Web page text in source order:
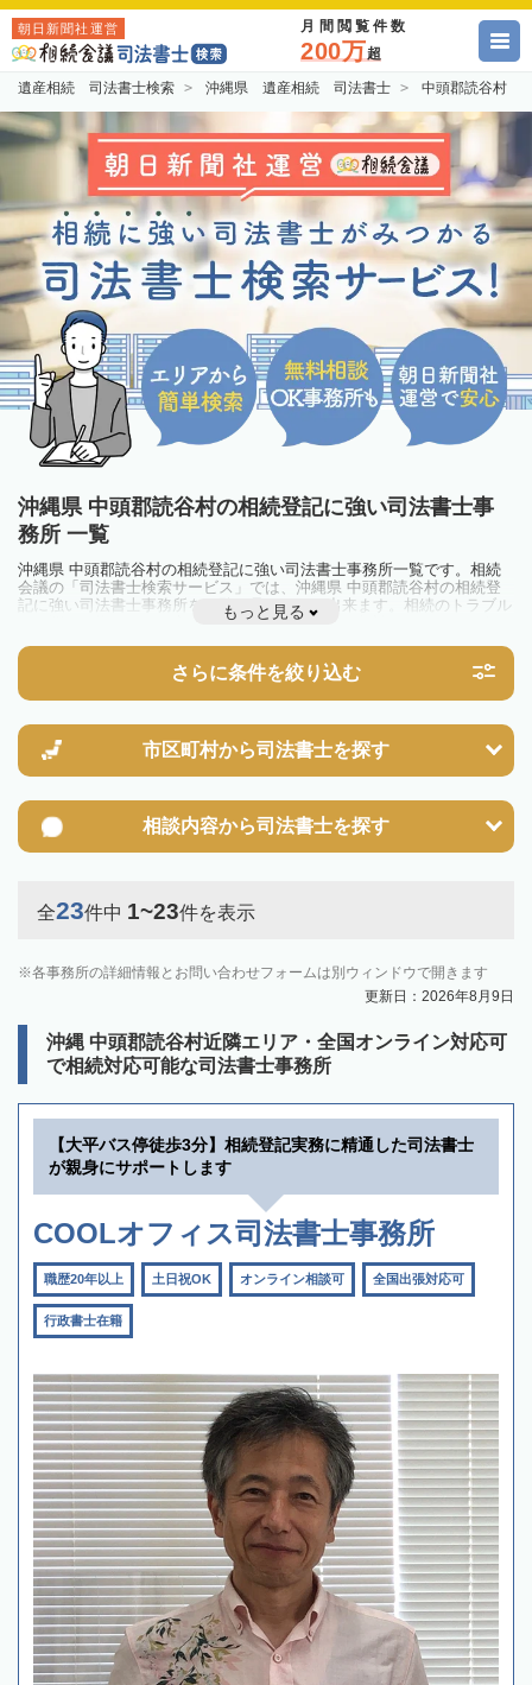
朝日新聞社運営 月間閲覧件数
200万超
遺産相続 司法書士検索 沖縄県 遺産相続 司法書士 中頭郡読谷村
沖縄県 中頭郡読谷村の相続登記に強い司法書士事
務所 一覧
沖縄県 中頭郡読谷村の相続登記に強い司法書士事務所一覧です。相続
会議の「司法書士検索サービス」では、沖縄県 中頭郡読谷村の相続登
記に強い司法書士事務所を一覧で見ることが出来ます。相続のトラブル
やお悩みを抱えている方は一度近隣の司法書士に相談してみましょう。
不動産を相続した場合、相続を知った日から3年以内に登記しないと、
10万円以下の過料が科せられるため、速やかな手続きが必要です。義務
化前の相続も対象となるため注意しましょう。
す。その他の相続手続きも任せることが可能です。
また、義務化に伴い、相続人申告登記制度が創設されました。遺産分割
の話し合いがまとまらず登記できない場合は、この制度の活用を検討し
もっと見る
さらに条件を絞り込む
市区町村から司法書士を探す
相談内容から司法書士を探す
全23件中 1~23件を表示
各事務所の詳細情報とお問い合わせフォームは別ウィンドウで開きます
更新日：2026年8月9日
沖縄 中頭郡読谷村近隣エリア・全国オンライン対応可
で相続対応可能な司法書士事務所
【大平バス停徒歩3分】相続登記実務に精通した司法書士
が親身にサポートします
COOLオフィス司法書士事務所
職歴20年以上 土日祝OK オンライン相談可 全国出張対応可
行政書士在籍